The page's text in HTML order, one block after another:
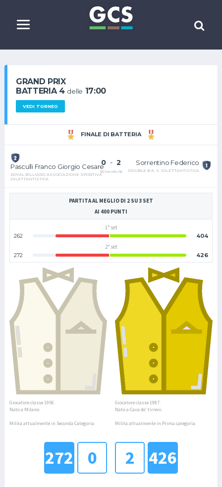
GRAND PRIX
BATTERIA 4 delle 17:00
VEDI TORNEO
FINALE DI BATTERIA
Pasculli Franco Giorgio Cesare
ROYAL BILLIARD ASSOCIAZIONE SPORTIVA
DILETTANTISTICA
0 - 2
Biliardo 16
Sorrentino Federico
DOUBLE B A. S. DILETTANTISTICA
PARTITA AL MEGLIO DI 2 SU 3 SET
AI 400 PUNTI
1° set
262
404
2° set
272
426
Giocatore classe 1956.
Nato a Milano.
Milita attualmente in Seconda Categoria.
Giocatore classe 1987.
Nato a Cava de' tirreni.
Milita attualmente in Prima categoria.
0
272 2 426